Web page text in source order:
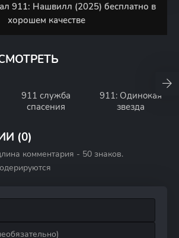
911: Нашвилл (2025) бесплатно в
хорошем качестве
911 служба
спасения
911: Одинокая
звезда
(0)
комментария - 50 знаков.